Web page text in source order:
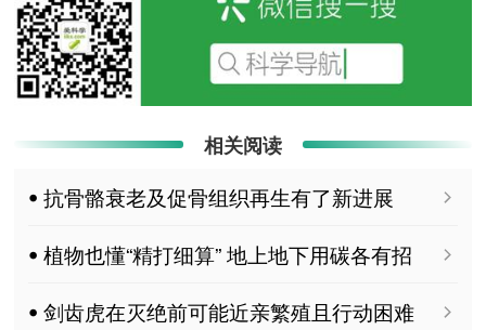
相关阅读
ꔷ 抗骨骼衰老及促骨组织再生有了新进展
ꔷ 植物也懂“精打细算” 地上地下用碳各有招
ꔷ 剑齿虎在灭绝前可能近亲繁殖且行动困难